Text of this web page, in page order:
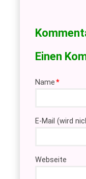
Einen
Pflichtfeld
Name*
Pflichtfeld
E-Mail (wird
Webseite